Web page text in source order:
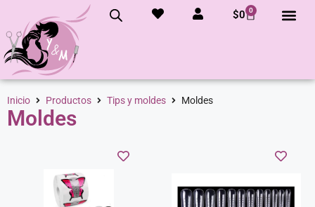
$0 0
Inicio Productos Tips y moldes Moldes
Moldes